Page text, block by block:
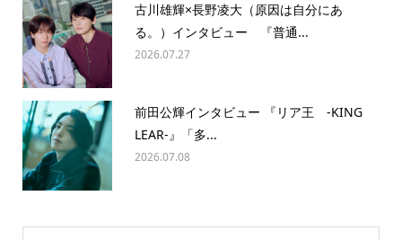
古川雄輝×長野凌大（原因は自分にあ
る。）インタビュー 『普通...
2026.07.27
前田公輝インタビュー 『リア王 -KING
LEAR-』「多...
2026.07.08